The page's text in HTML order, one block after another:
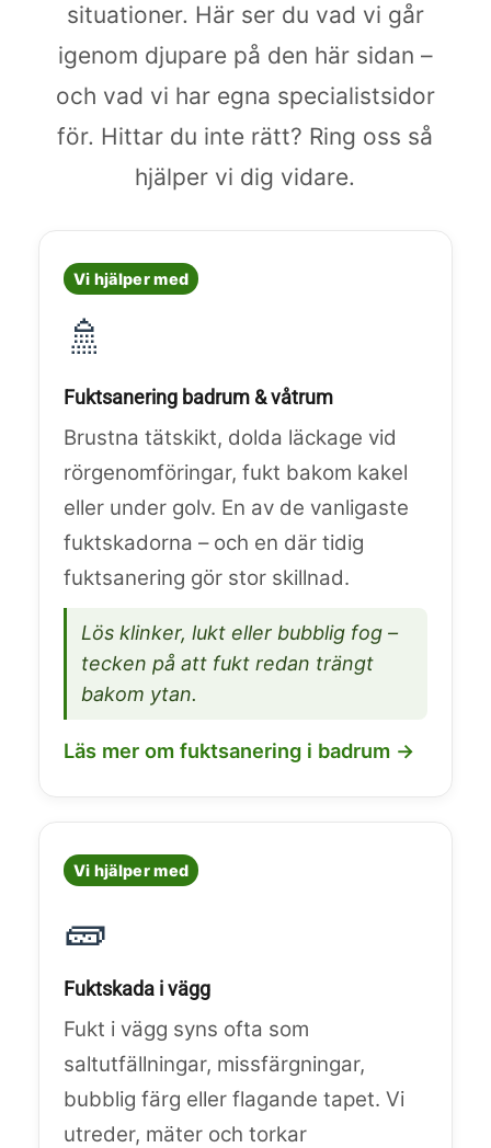
situationer. Här ser du vad vi går
igenom djupare på den här sidan –
och vad vi har egna specialistsidor
för. Hittar du inte rätt? Ring oss så
hjälper vi dig vidare.
Vi hjälper med
🚿
Fuktsanering badrum & våtrum
Brustna tätskikt, dolda läckage vid
rörgenomföringar, fukt bakom kakel
eller under golv. En av de vanligaste
fuktskadorna – och en där tidig
fuktsanering gör stor skillnad.
Lös klinker, lukt eller bubblig fog –
tecken på att fukt redan trängt
bakom ytan.
Läs mer om fuktsanering i badrum →
Vi hjälper med
🧱
Fuktskada i vägg
Fukt i vägg syns ofta som
saltutfällningar, missfärgningar,
bubblig färg eller flagande tapet. Vi
utreder, mäter och torkar